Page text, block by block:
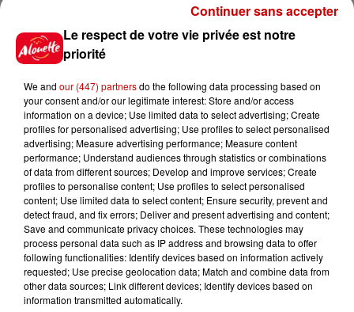
Gagnez vos places pour le
festival Marché Gourmand 2026
Le Duel - Gagnez vos entrées
pour l'un des zoos de nos
régions !
Destination Vacances - Gagnez
votre séjour en famille au cœur
de la...
Le respect de votre vie privée est notre
priorité
We and our (447) partnersdo the following data processing based on
your consent and/or our legitimate interest: Store and/or access
information on a device; Use limited data to select advertising; Create
profiles for personalised advertising; Use profiles to select personalised
advertising; Measure advertising performance; Measure content
performance; Understand audiences through statistics or combinations
of data from different sources; Develop and improve services; Create
profiles to personalise content; Use profiles to select personalised
content; Use limited data to select content; Ensure security, prevent and
detect fraud, and fix errors; Deliver and present advertising and content;
Save and communicate privacy choices. These technologies may
process personal data such as IP address and browsing data to offer
following functionalities: Identify devices based on information actively
requested; Use precise geolocation data; Match and combine data from
other data sources; Link different devices; Identify devices based on
information transmitted automatically.
Continuer sans accepter